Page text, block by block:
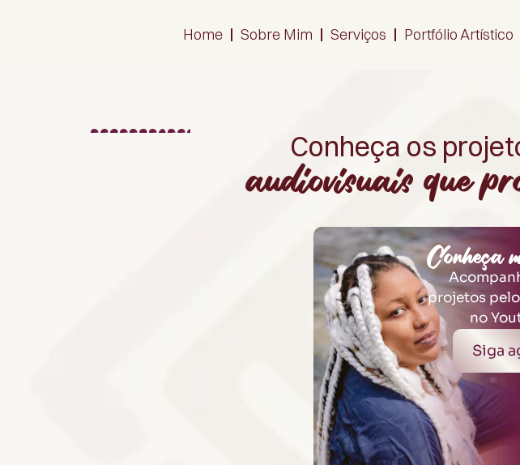
Home Sobre Mim Serviços Portfólio Artístico
Conheça os
audiovisuais que
Conheça
projetos
no
Siga